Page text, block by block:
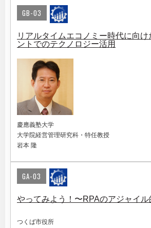
GB-03
リアルタイムエコノミー時代に向け
ントでのテクノロジー活用
慶應義塾大学
大学院経営管理研究科・特任教授
岩本 隆
GA-03
やってみよう！〜RPAのアジャイ
つくば市役所